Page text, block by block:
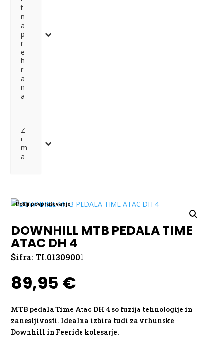
t
n
a
p
r
e
h
r
a
n
a
Z
i
m
a
Pošlji povpraševanje
DOWNHILL MTB PEDALA TIME
ATAC DH 4
Šifra: TI.01309001
89,95 €
MTB pedala Time Atac DH 4 so fuzija tehnologije in
zanesljivosti. Idealna izbira tudi za vrhunske
Downhill in Feeride kolesarje.